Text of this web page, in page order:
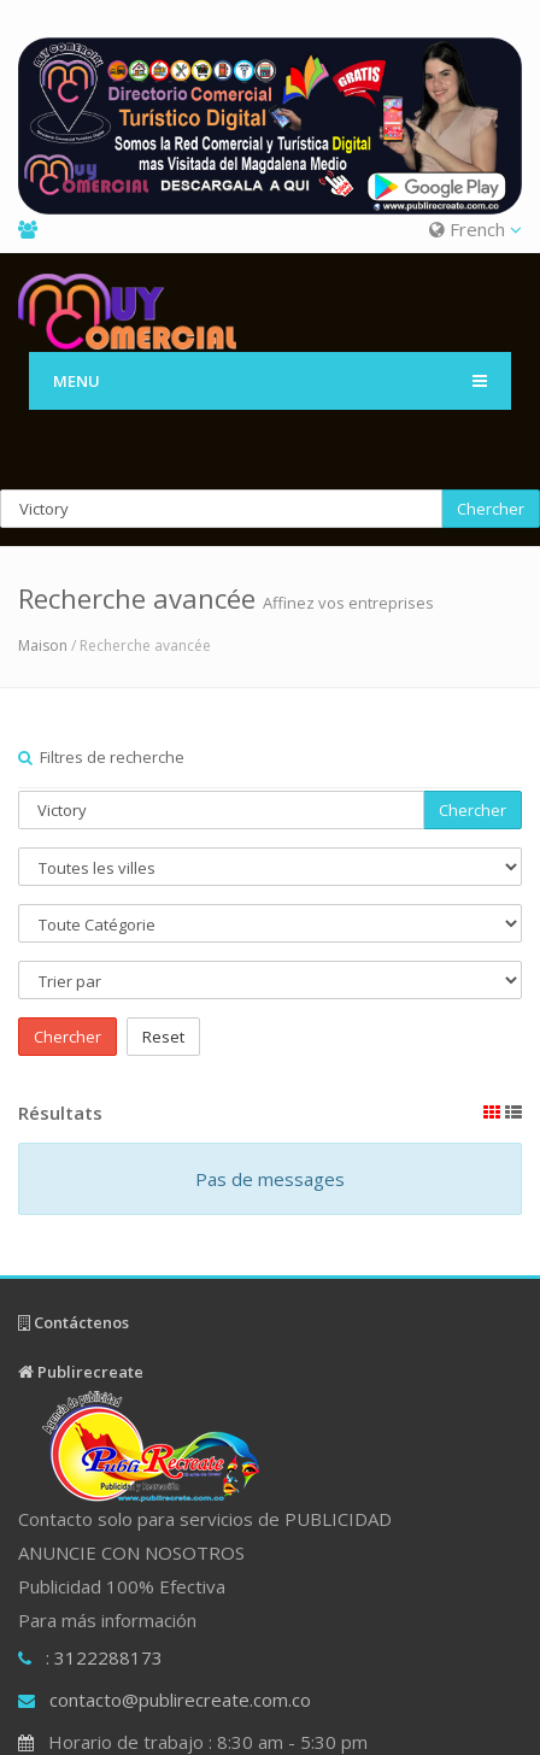
French
MENU
Chercher
Recherche avancée Affinez vos entreprises
Maison / Recherche avancée
Filtres de recherche
Chercher
Chercher Reset
Résultats
Pas de messages
Contáctenos
Publirecreate
Contacto solo para servicios de PUBLICIDAD
ANUNCIE CON NOSOTROS
Publicidad 100% Efectiva
Para más información
: 3122288173
contacto@publirecreate.com.co
Horario de trabajo : 8:30 am - 5:30 pm